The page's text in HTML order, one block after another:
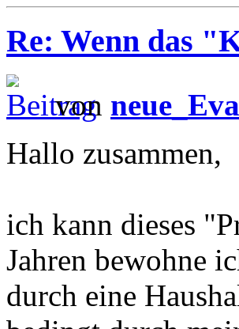
Re: Wenn das
von neue_Eva
Hallo zusammen,
ich kann dieses
Jahren bewohne
durch eine